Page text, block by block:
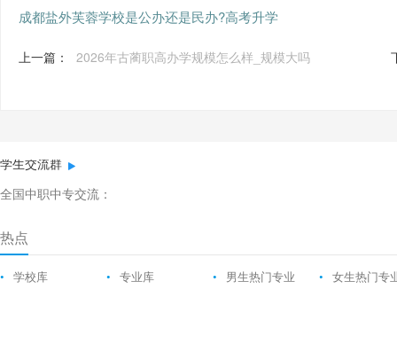
成都盐外芙蓉学校是公办还是民办?高考升学
上一篇： 2026年古蔺职高办学规模怎么样_规模大吗
学生交流群
全国中职中专交流：
热点
• 学校库 • 专业库 • 男生热门专业 • 女生热门专